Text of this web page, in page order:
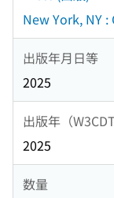
New York, NY
出版年月日等
2025
出版年（
2025
数量